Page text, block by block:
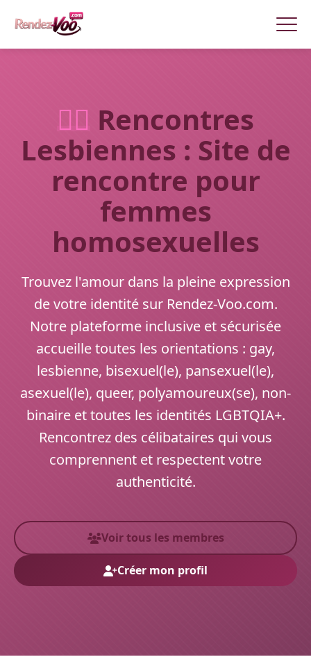
🏳️‍🌈 Rencontres
Lesbiennes : Site de
rencontre pour
femmes
homosexuelles
Trouvez l'amour dans la pleine expression
de votre identité sur Rendez-Voo.com.
Notre plateforme inclusive et sécurisée
accueille toutes les orientations : gay,
lesbienne, bisexuel(le), pansexuel(le),
asexuel(le), queer, polyamoureux(se), non-
binaire et toutes les identités LGBTQIA+.
Rencontrez des célibataires qui vous
comprennent et respectent votre
authenticité.
Voir tous les membres
Créer mon profil